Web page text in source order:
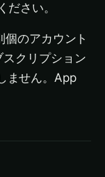
ださい。
のアカウント
クリプション
ません。App